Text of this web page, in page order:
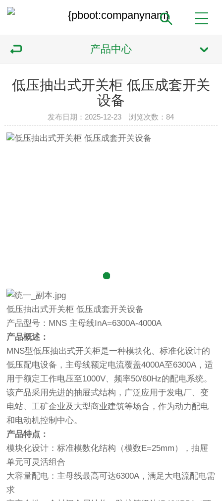
产品中心
低压抽出式开关柜 低压成套开关
设备
发布日期：2025-12-23 浏览次数：84
低压抽出式开关柜 低压成套开关设备
产品型号：MNS 主母线InA=6300A-4000A
产品概述：
MNS型低压抽出式开关柜是一种模块化、标准化设计的
低压配电设备，主母线额定电流覆盖4000A至6300A，适
用于额定工作电压至1000V、频率50/60Hz的配电系统。
该产品采用先进的抽屉式结构，广泛应用于发电厂、变
电站、工矿企业及大型商业建筑等场合，作为动力配电
和电动机控制中心。
产品特点：
模块化设计：标准模数化结构（模数E=25mm），抽屉
单元可灵活组合
大容量配电：主母线最高可达6300A，满足大电流配电需
求